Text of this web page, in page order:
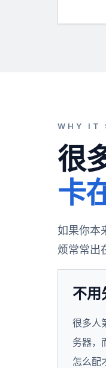
WHY IT
很
卡
如果你本
烦常常出
不用
很多人
务器，
怎么配